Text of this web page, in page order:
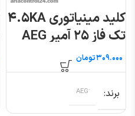
کلید مینیاتوری ۴.۵KA
تک فاز ۲۵ آمپر AEG
تومان
برند